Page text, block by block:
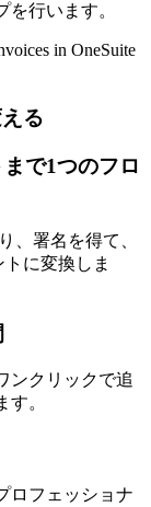
行います。
る
で1つのフロ
、署名を得て、
に変換しま
ンクリックで追
。
ロフェッショナ